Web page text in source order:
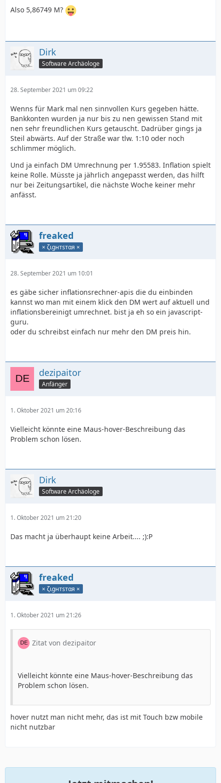
Also 5,86749 M?
Dirk
Software Archäologe
28. September 2021 um 09:22
Wenns für Mark mal nen sinnvollen Kurs gegeben hätte.
Bankkonten wurden ja nur bis zu nen gewissen Stand mit
nen sehr freundlichen Kurs getauscht. Dadrüber gings ja
Steil abwärts. Auf der Straße war tlw. 1:10 oder noch
schlimmer möglich.
Und ja einfach DM Umrechnung per 1.95583. Inflation spielt
keine Rolle. Müsste ja jährlich angepasst werden, das hilft
nur bei Zeitungsartikel, die nächste Woche keiner mehr
anfässt.
freaked
× ζιgнтѕтαя ×
28. September 2021 um 10:01
es gäbe sicher inflationsrechner-apis die du einbinden
kannst wo man mit einem klick den DM wert auf aktuell und
inflationsbereinigt umrechnet. bist ja eh so ein javascript-
guru.
oder du schreibst einfach nur mehr den DM preis hin.
dezipaitor
Anfänger
1. Oktober 2021 um 20:16
Vielleicht könnte eine Maus-hover-Beschreibung das
Problem schon lösen.
Dirk
Software Archäologe
1. Oktober 2021 um 21:20
Das macht ja überhaupt keine Arbeit.... ;):P
freaked
× ζιgнтѕтαя ×
1. Oktober 2021 um 21:26
Zitat von dezipaitor
Vielleicht könnte eine Maus-hover-Beschreibung das
Problem schon lösen.
hover nutzt man nicht mehr, das ist mit Touch bzw mobile
nicht nutzbar